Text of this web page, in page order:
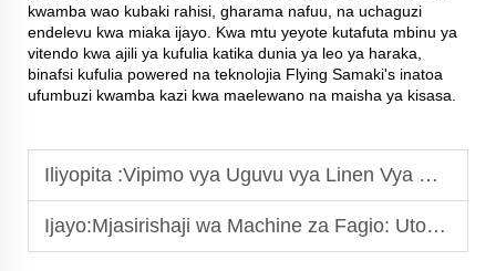
kwamba wao kubaki rahisi, gharama nafuu, na uchaguzi
endelevu kwa miaka ijayo. Kwa mtu yeyote kutafuta mbinu ya
vitendo kwa ajili ya kufulia katika dunia ya leo ya haraka,
binafsi kufulia powered na teknolojia Flying Samaki's inatoa
ufumbuzi kwamba kazi kwa maelewano na maisha ya kisasa.
Iliyopita :Vipimo vya Uguvu vya Linen Vya Ufuli Vinafaa Jinsi Gani Kufanikiwa na Viadhimisho vya Afya?
Ijayo:Mjasirishaji wa Machine za Fagio: Utoaji wa Ubora na Ufanisi kwa Ajili ya Kazi za Fagio yako